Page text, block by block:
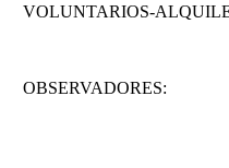
VOLUNTARIOS-
OBSERVADORES: